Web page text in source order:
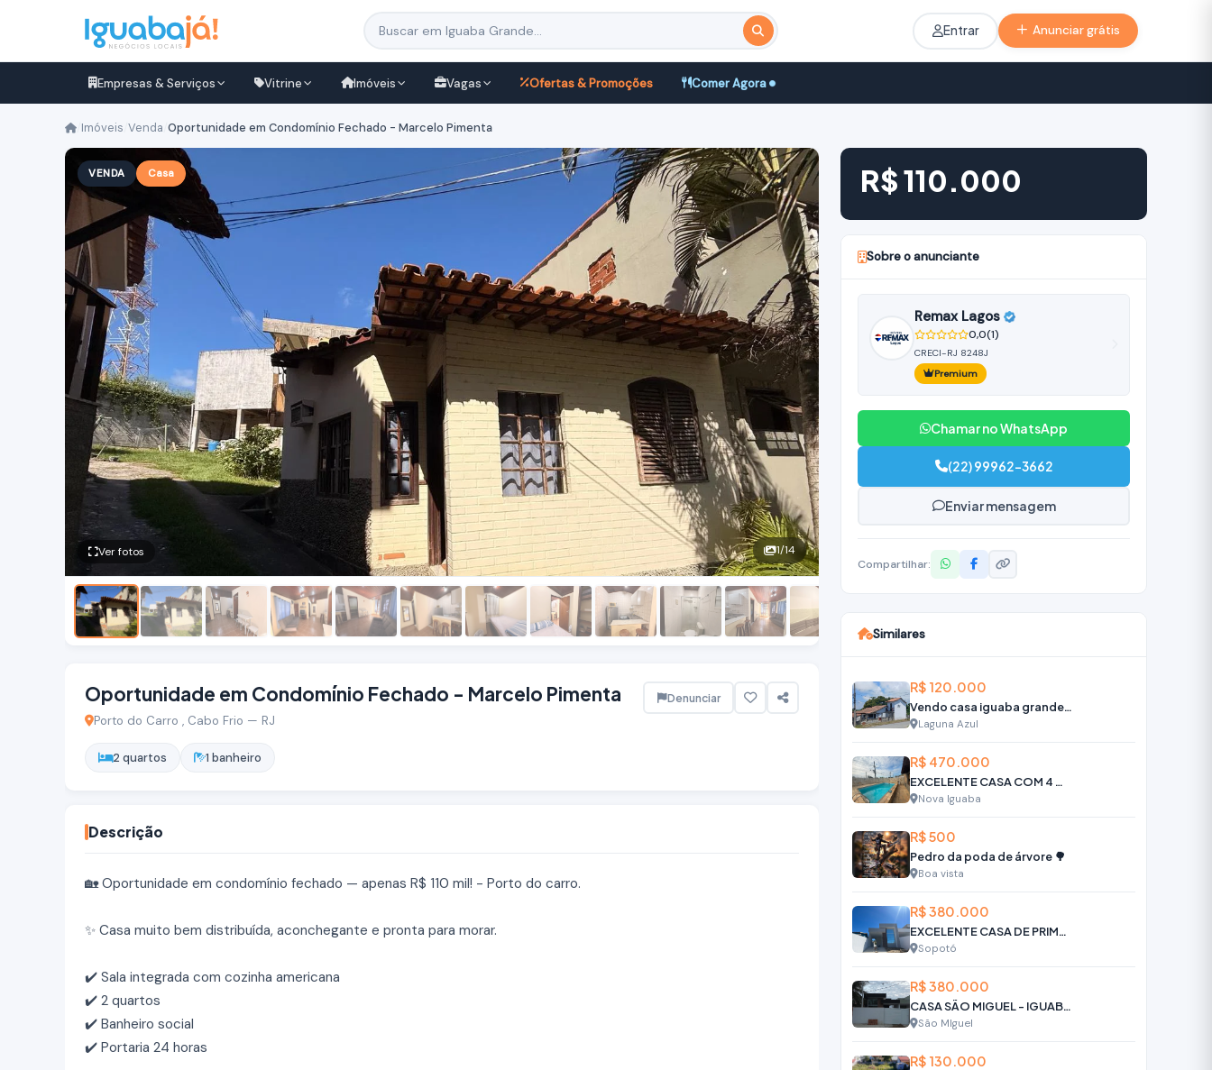
Entrar Anunciar grátis
Empresas & Serviços Vitrine Imóveis Vagas Ofertas & Promoções Comer Agora
Imóveis Venda Oportunidade em Condomínio Fechado - Marcelo Pimenta
VENDA Casa
Ver fotos 1/14
Oportunidade em Condomínio Fechado - Marcelo Pimenta
Porto do Carro , Cabo Frio — RJ
Denunciar
2 quartos 1 banheiro
Descrição
🏡 Oportunidade em condomínio fechado — apenas R$ 110 mil! - Porto do carro.
✨ Casa muito bem distribuída, aconchegante e pronta para morar.
✔️ Sala integrada com cozinha americana
✔️ 2 quartos
✔️ Banheiro social
✔️ Portaria 24 horas
R$ 110.000
Sobre o anunciante
Remax Lagos
0,0(1)
CRECI-RJ 8248J
Premium
Chamar no WhatsApp
(22) 99962-3662
Enviar mensagem
Compartilhar:
Similares
R$ 120.000
Vendo casa iguaba grande próximo ao popay
Laguna Azul
R$ 470.000
EXCELENTE CASA COM 4 QUARTOS, PISCINA E EDÍCULA ATRÁS - CIDADE NOVA
Nova Iguaba
R$ 500
Pedro da poda de árvore 🌳
Boa vista
R$ 380.000
EXCELENTE CASA DE PRIMEIRA EM ÁREA CENTRAL - R$ 380.000
Sopotó
R$ 380.000
CASA SÃO MIGUEL - IGUABA GRANDE
São MIguel
R$ 130.000